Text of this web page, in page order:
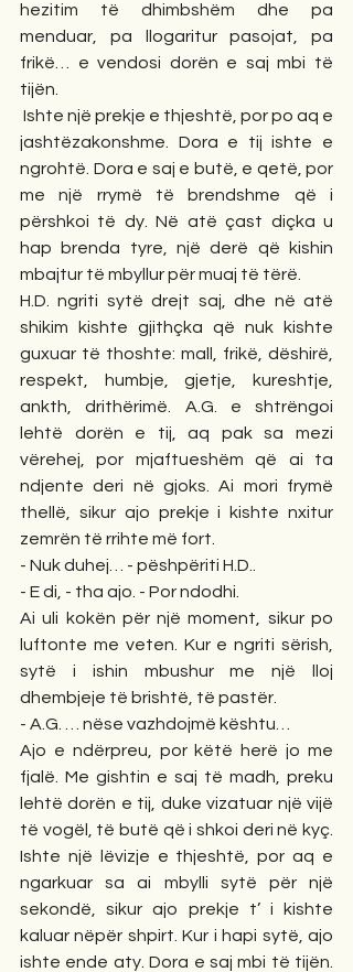
hezitim të dhimbshëm dhe pa
menduar, pa llogaritur pasojat, pa
frikë… e vendosi dorën e saj mbi të
tijën.
Ishte një prekje e thjeshtë, por po aq e
jashtëzakonshme. Dora e tij ishte e
ngrohtë. Dora e saj e butë, e qetë, por
me një rrymë të brendshme që i
përshkoi të dy. Në atë çast diçka u
hap brenda tyre, një derë që kishin
mbajtur të mbyllur për muaj të tërë.
H.D. ngriti sytë drejt saj, dhe në atë
shikim kishte gjithçka që nuk kishte
guxuar të thoshte: mall, frikë, dëshirë,
respekt, humbje, gjetje, kureshtje,
ankth, drithërimë. A.G. e shtrëngoi
lehtë dorën e tij, aq pak sa mezi
vërehej, por mjaftueshëm që ai ta
ndjente deri në gjoks. Ai mori frymë
thellë, sikur ajo prekje i kishte nxitur
zemrën të rrihte më fort.
- Nuk duhej… - pëshpëriti H.D..
- E di, - tha ajo. - Por ndodhi.
Ai uli kokën për një moment, sikur po
luftonte me veten. Kur e ngriti sërish,
sytë i ishin mbushur me një lloj
dhembjeje të brishtë, të pastër.
- A.G. … nëse vazhdojmë kështu…
Ajo e ndërpreu, por këtë herë jo me
fjalë. Me gishtin e saj të madh, preku
lehtë dorën e tij, duke vizatuar një vijë
të vogël, të butë që i shkoi deri në kyç.
Ishte një lëvizje e thjeshtë, por aq e
ngarkuar sa ai mbylli sytë për një
sekondë, sikur ajo prekje t’ i kishte
kaluar nëpër shpirt. Kur i hapi sytë, ajo
ishte ende aty. Dora e saj mbi të tijën.